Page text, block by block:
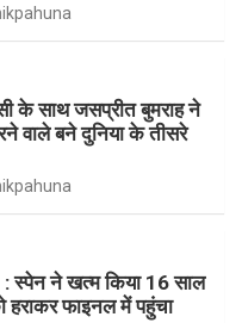
के साथ जसप्रीत बुमराह ने
वाले बने दुनिया के तीसरे
स्पेन ने खत्म किया 16 साल
हराकर फाइनल में पहुंचा